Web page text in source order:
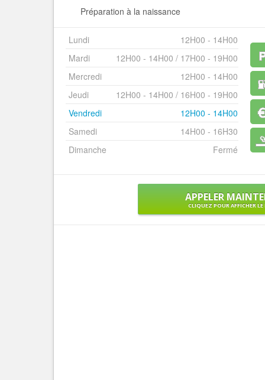
Préparation à la naissance
Lundi
12H00 - 14H00
Mardi
12H00 - 14H00 / 17H00 - 19H00
Mercredi
12H00 - 14H00
Jeudi
12H00 - 14H00 / 16H00 - 19H00
Vendredi
12H00 - 14H00
Samedi
14H00 - 16H30
Dimanche
Fermé
APPELER
CLIQUEZ POUR AFFICHER